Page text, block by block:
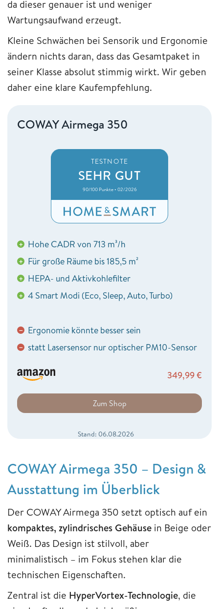
da dieser genauer ist und weniger
Wartungsaufwand erzeugt.
Kleine Schwächen bei Sensorik und Ergonomie
ändern nichts daran, dass das Gesamtpaket in
seiner Klasse absolut stimmig wirkt. Wir geben
daher eine klare Kaufempfehlung.
COWAY Airmega 350
TESTNOTE
SEHR GUT
90/100 Punkte • 02/2026
+ Hohe CADR von 713 m³/h
+ Für große Räume bis 185,5 m²
+ HEPA- und Aktivkohlefilter
+ 4 Smart Modi (Eco, Sleep, Auto, Turbo)
− Ergonomie könnte besser sein
− statt Lasersensor nur optischer PM10-Sensor
349,99€
Zum Shop
Stand: 06.08.2026
COWAY Airmega 350 – Design &
Ausstattung im Überblick
Der COWAY Airmega 350 setzt optisch auf ein
kompaktes, zylindrisches Gehäuse in Beige oder
Weiß. Das Design ist stilvoll, aber
minimalistisch – im Fokus stehen klar die
technischen Eigenschaften.
Zentral ist die HyperVortex-Technologie, die